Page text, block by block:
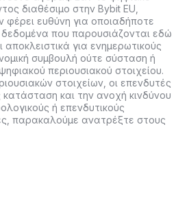
διαθέσιμο στην Bybit EU,
φέρει ευθύνη για οποιαδήποτε
που παρουσιάζονται εδώ
για ενημερωτικούς
συμβουλή ούτε σύσταση ή
περιουσιακού στοιχείου.
στοιχείων, οι επενδυτές
και την ανοχή κινδύνου
ή επενδυτικούς
παρακαλούμε ανατρέξτε στους